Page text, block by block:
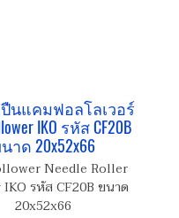
นแคมฟอลโลเวอร์
IKO รหัส CF20B
าด 20x52x66
Needle Roller
IKO รหัส CF20B ขนาด
20x52x66